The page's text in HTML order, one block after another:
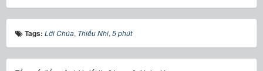
Tags: Lời Chúa, Thiếu Nhi, 5 phút